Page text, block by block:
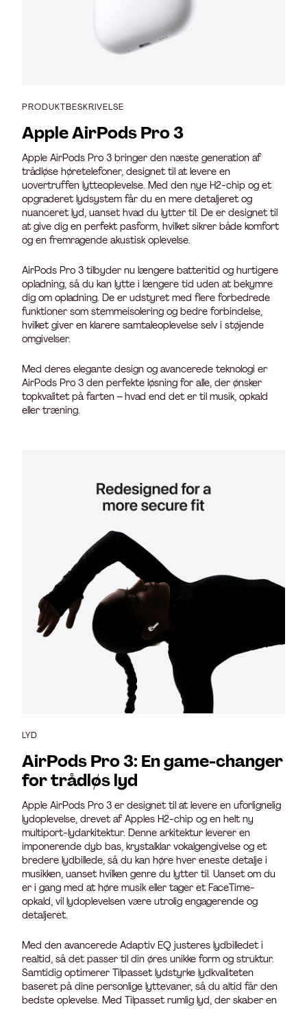
PRODUKTBESKRIVELSE
Apple AirPods Pro 3
Apple AirPods Pro 3 bringer den næste generation af
trådløse høretelefoner, designet til at levere en
uovertruffen lytteoplevelse. Med den nye H2-chip og et
opgraderet lydsystem får du en mere detaljeret og
nuanceret lyd, uanset hvad du lytter til. De er designet til
at give dig en perfekt pasform, hvilket sikrer både komfort
og en fremragende akustisk oplevelse.
AirPods Pro 3 tilbyder nu længere batteritid og hurtigere
opladning, så du kan lytte i længere tid uden at bekymre
dig om opladning. De er udstyret med flere forbedrede
funktioner som stemmeisolering og bedre forbindelse,
hvilket giver en klarere samtaleoplevelse selv i støjende
omgivelser.
Med deres elegante design og avancerede teknologi er
AirPods Pro 3 den perfekte løsning for alle, der ønsker
topkvalitet på farten – hvad end det er til musik, opkald
eller træning.
LYD
AirPods Pro 3: En game-changer
for trådløs lyd
Apple AirPods Pro 3 er designet til at levere en uforlignelig
lydoplevelse, drevet af Apples H2-chip og en helt ny
multiport-lydarkitektur. Denne arkitektur leverer en
imponerende dyb bas, krystalklar vokalgengivelse og et
bredere lydbillede, så du kan høre hver eneste detalje i
musikken, uanset hvilken genre du lytter til. Uanset om du
er i gang med at høre musik eller tager et FaceTime-
opkald, vil lydoplevelsen være utrolig engagerende og
detaljeret.
Med den avancerede Adaptiv EQ justeres lydbilledet i
realtid, så det passer til din øres unikke form og struktur.
Samtidig optimerer Tilpasset lydstyrke lydkvaliteten
baseret på dine personlige lyttevaner, så du altid får den
bedste oplevelse. Med Tilpasset rumlig lyd, der skaber en